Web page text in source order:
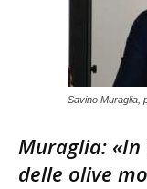
Savino Muraglia,
Muraglia:
delle olive